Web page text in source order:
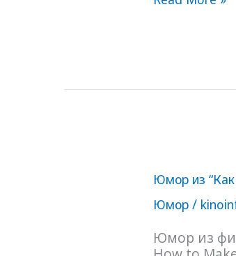
Юмор из
Юмор /
Юмор из
из
“Как
заняться
с